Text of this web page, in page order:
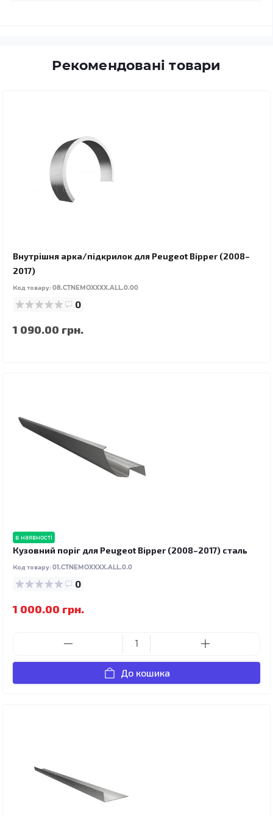
Рекомендовані товари
Внутрішня арка/підкрилок для Peugeot Bipper (2008–
2017)
Код товару:08.CTNEMOXXXX.ALL.0.00
0
1 090.00 грн.
в наявності
Кузовний поріг для Peugeot Bipper (2008–2017) сталь
Код товару:01.CTNEMOXXXX.ALL.0.0
0
1 000.00 грн.
До кошика